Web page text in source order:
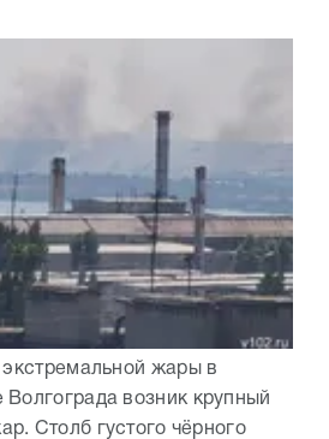
жары в
возник крупный
Столб густого чёрного